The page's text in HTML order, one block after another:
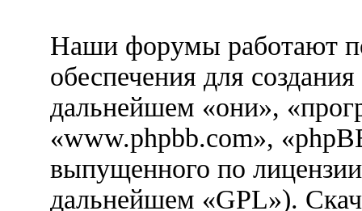
Наши форумы работают
обеспечения для
дальнейшем «они»,
«www.phpbb.com»,
выпущенного по
дальнейшем «GPL»).